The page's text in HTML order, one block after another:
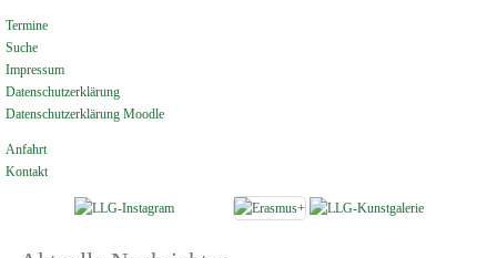
Termine
Suche
Impressum
Datenschutzerklärung
Datenschutzerklärung Moodle
Anfahrt
Kontakt